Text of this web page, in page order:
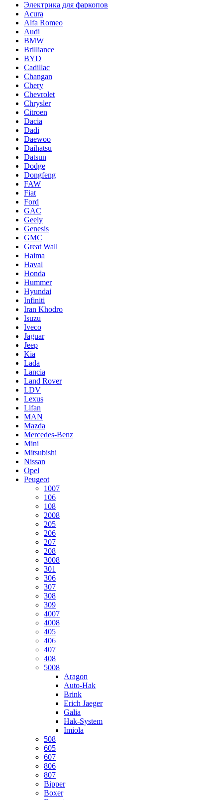
Электрика для фаркопов
Acura
Alfa Romeo
Audi
BMW
Brilliance
BYD
Cadillac
Changan
Chery
Chevrolet
Chrysler
Citroen
Dacia
Dadi
Daewoo
Daihatsu
Datsun
Dodge
Dongfeng
FAW
Fiat
Ford
GAC
Geely
Genesis
GMC
Great Wall
Haima
Haval
Honda
Hummer
Hyundai
Infiniti
Iran Khodro
Isuzu
Iveco
Jaguar
Jeep
Kia
Lada
Lancia
Land Rover
LDV
Lexus
Lifan
MAN
Mazda
Mercedes-Benz
Mini
Mitsubishi
Nissan
Opel
Peugeot
1007
106
108
2008
205
206
207
208
3008
301
306
307
308
309
4007
4008
405
406
407
408
5008
Aragon
Auto-Hak
Brink
Erich Jaeger
Galia
Hak-System
Imiola
508
605
607
806
807
Bipper
Boxer